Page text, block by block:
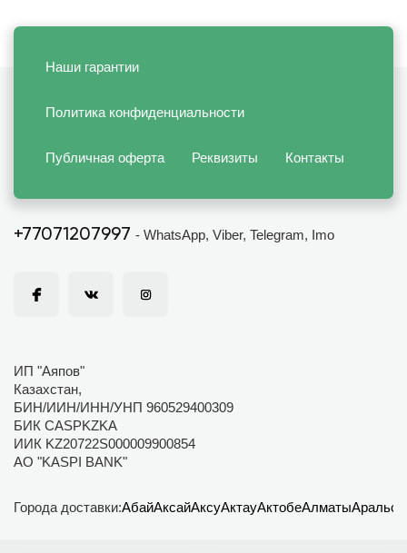
Наши гарантии
Политика конфиденциальности
Публичная оферта Реквизиты Контакты
+77071207997 - WhatsApp, Viber, Telegram, Imo
ИП "Аяпов"
Казахстан,
БИН/ИИН/ИНН/УНП 960529400309
БИК CASPKZKA
ИИК KZ20722S000009900854
АО "KASPI BANK"
Города доставки:АбайАксайАксуАктауАктобеАлматыАральск